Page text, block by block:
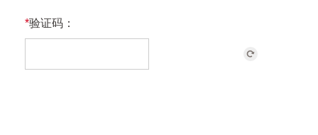
*验证码：